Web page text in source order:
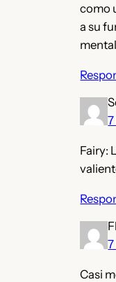
como
a su
Fairy:
Casi